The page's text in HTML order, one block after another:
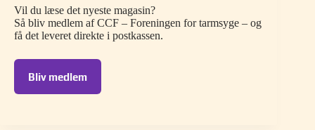
Vil du læse det nyeste magasin?
Så bliv medlem af CCF – Foreningen for tarmsyge – og
få det leveret direkte i postkassen.
Bliv medlem